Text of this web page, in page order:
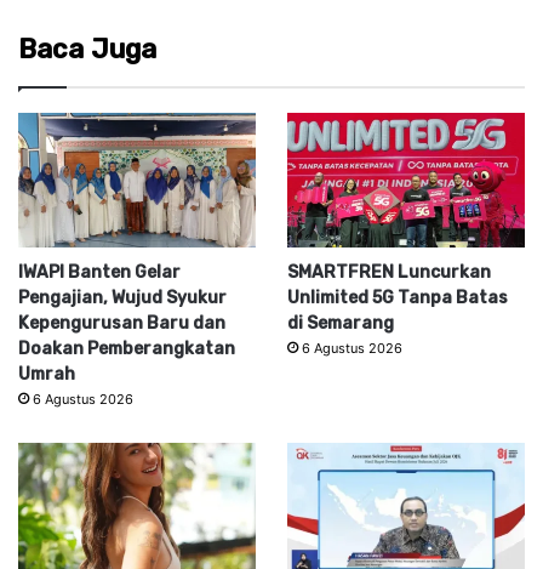
Baca Juga
IWAPI Banten Gelar
Pengajian, Wujud Syukur
Kepengurusan Baru dan
Doakan Pemberangkatan
Umrah
6 Agustus 2026
SMARTFREN Luncurkan
Unlimited 5G Tanpa Batas
di Semarang
6 Agustus 2026